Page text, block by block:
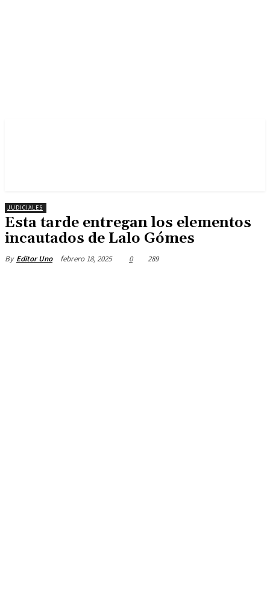
JUDICIALES
Esta tarde entregan los elementos
incautados de Lalo Gómes
By Editor Uno febrero 18, 2025 0 289